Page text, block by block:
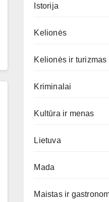
Istorija
Kelionės
Kelionės ir turizmas
Kriminalai
Kultūra ir menas
Lietuva
Mada
Maistas ir